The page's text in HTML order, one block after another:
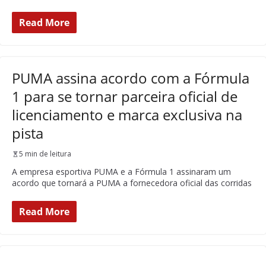
Read More
PUMA assina acordo com a Fórmula
1 para se tornar parceira oficial de
licenciamento e marca exclusiva na
pista
5 min de leitura
A empresa esportiva PUMA e a Fórmula 1 assinaram um
acordo que tornará a PUMA a fornecedora oficial das corridas
Read More